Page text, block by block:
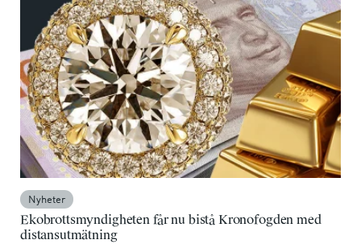
Nyheter
Ekobrottsmyndigheten får nu bistå Kronofogden med
distansutmätning